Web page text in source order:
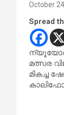
October
Spread
മത്സര
മികച്ച